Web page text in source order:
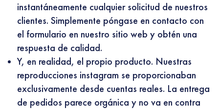
instantáneamente cualquier solicitud de nuestros
clientes. Simplemente póngase en contacto con
el formulario en nuestro sitio web y obtén una
respuesta de calidad.
Y, en realidad, el propio producto. Nuestras
reproducciones instagram se proporcionaban
exclusivamente desde cuentas reales. La entrega
de pedidos parece orgánica y no va en contra